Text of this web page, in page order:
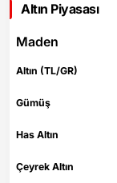
Altın Piyasası
Maden
Altın (TL/GR)
Gümüş
Has Altın
Çeyrek Altın